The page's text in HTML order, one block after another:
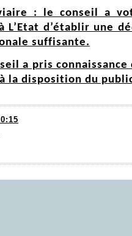
: le conseil a
d’établir une
suffisante.
a pris
la disposition du